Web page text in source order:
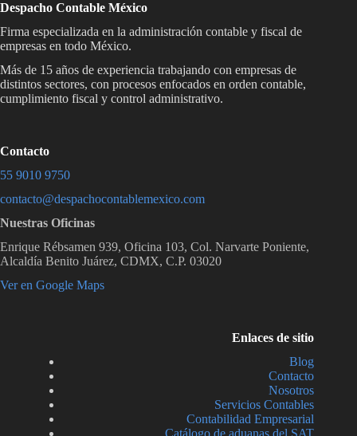
l
s
d
e
v
e
f
c
a
i
ó
n
Despacho Contable México
Firma especializada en la administración contable y fiscal de
empresas en todo México.
Más de 15 años de experiencia trabajando con empresas de
distintos sectores, con procesos enfocados en orden contable,
cumplimiento fiscal y control administrativo.
Contacto
55 9010 9750
contacto@despachocontablemexico.com
Nuestras Oficinas
Enrique Rébsamen 939, Oficina 103, Col. Narvarte Poniente,
Alcaldía Benito Juárez, CDMX, C.P. 03020
Ver en Google Maps
Enlaces de sitio
Blog
Contacto
Nosotros
Servicios Contables
Contabilidad Empresarial